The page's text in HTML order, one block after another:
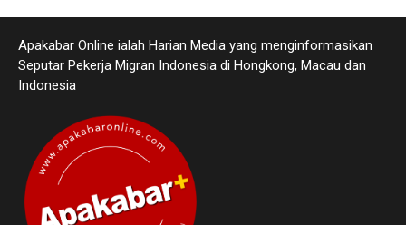
Apakabar Online ialah Harian Media yang menginformasikan
Seputar Pekerja Migran Indonesia di Hongkong, Macau dan
Indonesia